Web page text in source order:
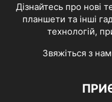
Дізнайтесь про нові
планшети та інші
технологій,
Звяжіться з